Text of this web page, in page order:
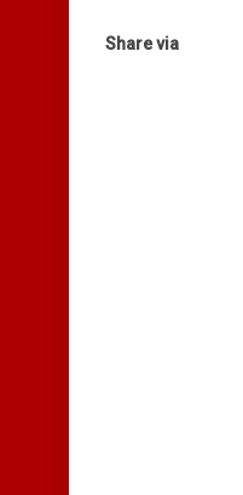
Share via